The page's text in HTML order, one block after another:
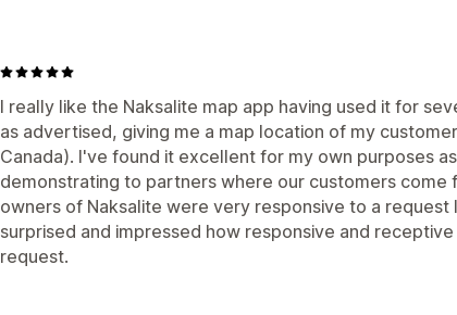
I really like the Naksalite map app having used it for
as advertised, giving me a map location of my
Canada). I've found it excellent for my own purposes
demonstrating to partners where our customers come
owners of Naksalite were very responsive to a request
surprised and impressed how responsive and
request.